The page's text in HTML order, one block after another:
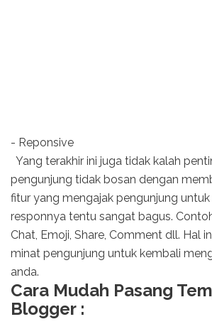
- Reponsive
Yang terakhir ini juga tidak kalah
pengunjung tidak bosan dengan
fitur yang mengajak pengunjung
responnya tentu sangat bagus.
Chat, Emoji, Share, Comment dll. Hal
minat pengunjung untuk kembali
anda.
Cara Mudah Pasang
Blogger :